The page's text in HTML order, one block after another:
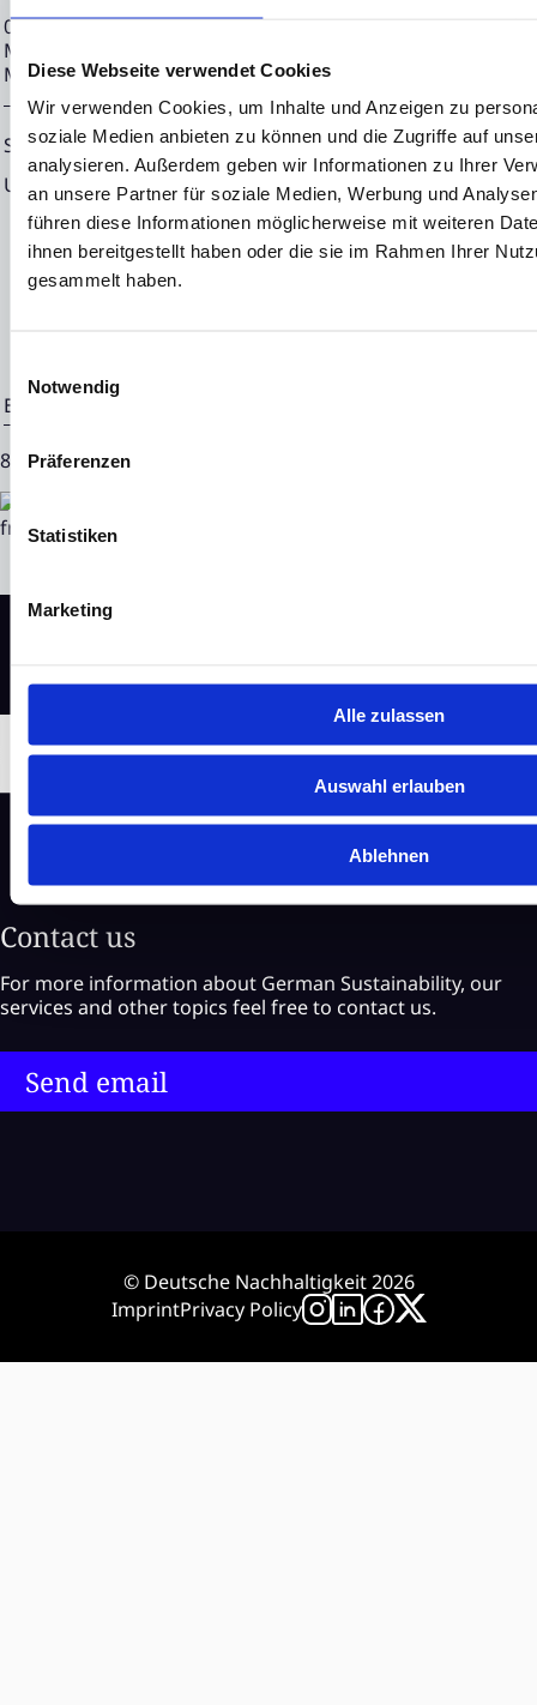
Diese Webseite verwendet Cookies
Wir verwenden Cookies, um Inhalte und Anzeigen zu
soziale Medien anbieten zu können und die Zugriffe auf
analysieren. Außerdem geben wir Informationen zu Ihrer
an unsere Partner für soziale Medien, Werbung und
führen diese Informationen möglicherweise mit weiteren
ihnen bereitgestellt haben oder die sie im Rahmen Ihrer
gesammelt haben.
Notwendig
Präferenzen
Statistiken
Marketing
Alle zulassen
Auswahl erlauben
Ablehnen
08.08.2023 CET/CEST Die EQS Distributionsservices
Meldepflichten, Corporate News/Finanznachrichten und
Medienarchiv unter https://eqs-news.com
Sprache:
Deutsch
Unternehmen:
NEON EQUITY AG
Mörfelder Landstraße
60598 Frankfurt
Ende der Mitteilung
85041 08.08.2023 CET/CEST
Contact us
For more information about German Sustainability, our
services and other topics feel free to contact us.
Send email
© Deutsche Nachhaltigkeit 2026
ImprintPrivacy Policy